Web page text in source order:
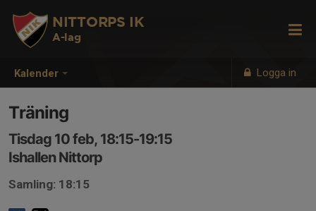
Kalender Logga in
NITTORPS IK
A-lag
Träning
Tisdag 10 feb, 18:15-19:15
Ishallen Nittorp
Samling: 18:15